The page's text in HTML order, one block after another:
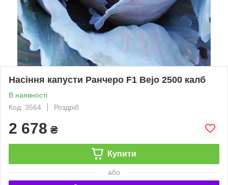
Насіння капусти Ранчеро F1 Bejo 2500 калб
В наявності
Код: 3564
Роздріб
2 678 ₴
Купити
або